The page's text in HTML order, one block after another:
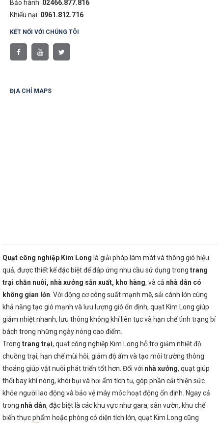
Bảo hành: 02466.877.816
Khiếu nại: 0961.812.716
KẾT NỐI VỚI CHÚNG TÔI
ĐỊA CHỈ MAPS
Quạt công nghiệp Kim Long là giải pháp làm mát và thông gió hiệu
quả, được thiết kế đặc biệt để đáp ứng nhu cầu sử dụng trong trang
trại chăn nuôi, nhà xưởng sản xuất, kho hàng, và cả nhà dân có
không gian lớn . Với động cơ công suất mạnh mẽ, sải cánh lớn cùng
khả năng tạo gió mạnh và lưu lượng gió ổn định, quạt Kim Long giúp
giảm nhiệt nhanh, lưu thông không khí liên tục và hạn chế tình trạng bí
bách trong những ngày nóng cao điểm.
Trong trang trại, quạt công nghiệp Kim Long hỗ trợ giảm nhiệt độ
chuồng trại, hạn chế mùi hôi, giảm độ ẩm và tạo môi trường thông
thoáng giúp vật nuôi phát triển tốt hơn. Đối với nhà xưởng, quạt giúp
thổi bay khí nóng, khói bụi và hơi ẩm tích tụ, góp phần cải thiện sức
khỏe người lao động và bảo vệ máy móc hoạt động ổn định. Ngay cả
trong nhà dân, đặc biệt là các khu vực như gara, sân vườn, khu chế
biến thực phẩm hoặc phòng có diện tích lớn, quạt Kim Long cũng